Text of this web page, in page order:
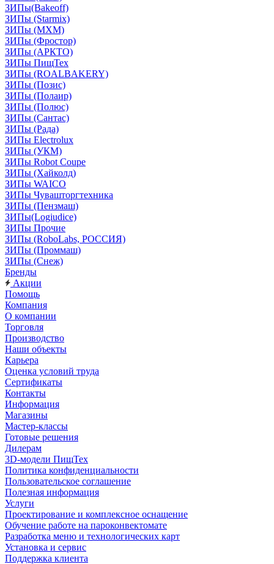
ЗИПы(Bakeoff)
ЗИПы (Starmix)
ЗИПы (МХМ)
ЗИПы (Фростор)
ЗИПы (АРКТО)
ЗИПы ПищТех
ЗИПы (ROALBAKERY)
ЗИПы (Позис)
ЗИПы (Полаир)
ЗИПы (Полюс)
ЗИПы (Сантас)
ЗИПы (Рада)
ЗИПы Electrolux
ЗИПы (УКМ)
ЗИПы Robot Coupe
ЗИПы (Хайколд)
ЗИПы WAICO
ЗИПы Чувашторгтехника
ЗИПы (Пензмаш)
ЗИПы(Logiudice)
ЗИПы Прочие
ЗИПы (RoboLabs, РОССИЯ)
ЗИПы (Проммаш)
ЗИПы (Снеж)
Бренды
Акции
Помощь
Компания
О компании
Торговля
Производство
Наши объекты
Карьера
Оценка условий труда
Сертификаты
Контакты
Информация
Магазины
Мастер-классы
Готовые решения
Дилерам
3D-модели ПищТех
Политика конфиденциальности
Пользовательское соглашение
Полезная информация
Услуги
Проектирование и комплексное оснащение
Обучение работе на пароконвектомате
Разработка меню и технологических карт
Установка и сервис
Поддержка клиента